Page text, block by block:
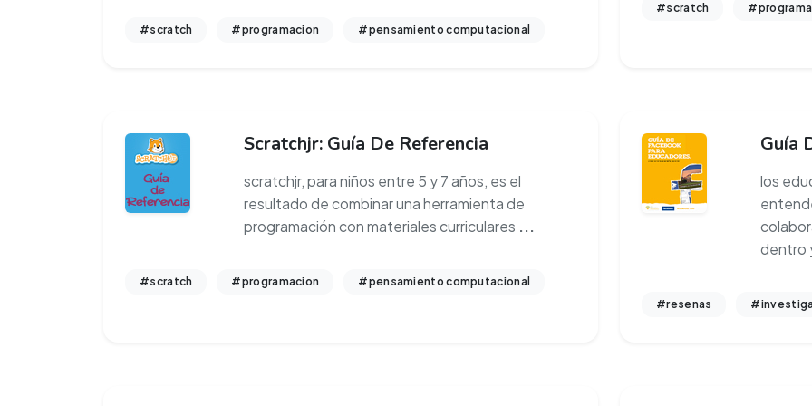
#scratch #programacion #pensamiento computacional
#scratch
Scratchjr: Guía De Referencia
scratchjr, para niños entre 5 y 7 años, es el
resultado de combinar una herramienta de
programación con materiales curriculares ...
#scratch #programacion #pensamiento computacional
Guía
los
dentro
#resenas